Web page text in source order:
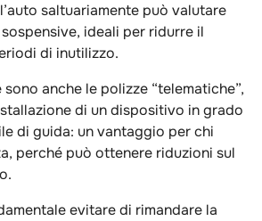
saltuariamente può valutare
ideali per ridurre il
di inutilizzo.
anche le polizze “telematiche”,
di un dispositivo in grado
di guida: un vantaggio per chi
perché può ottenere riduzioni sul
evitare di rimandare la